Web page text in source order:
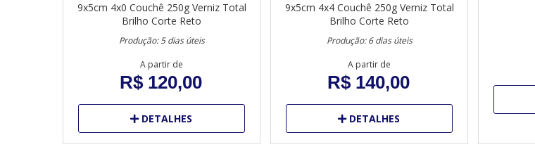
9x5cm 4x0 Couchê 250g Verniz Total
Brilho Corte Reto
Produção: 5 dias úteis
A partir de
R$ 120,00
DETALHES
9x5cm 4x4 Couchê 250g Verniz Total
Brilho Corte Reto
Produção: 6 dias úteis
A partir de
R$ 140,00
DETALHES